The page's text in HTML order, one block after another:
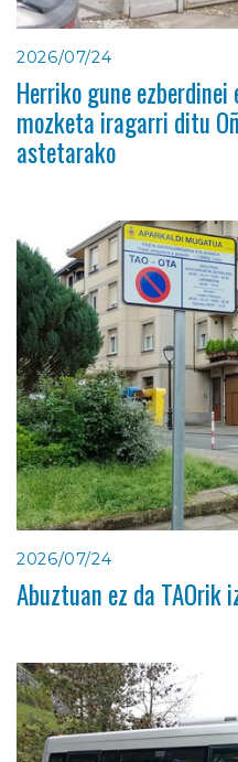
2026/07/24
Herriko gune
mozketa iragarri ditu
astetarako
2026/07/24
Abuztuan ez da TAOrik